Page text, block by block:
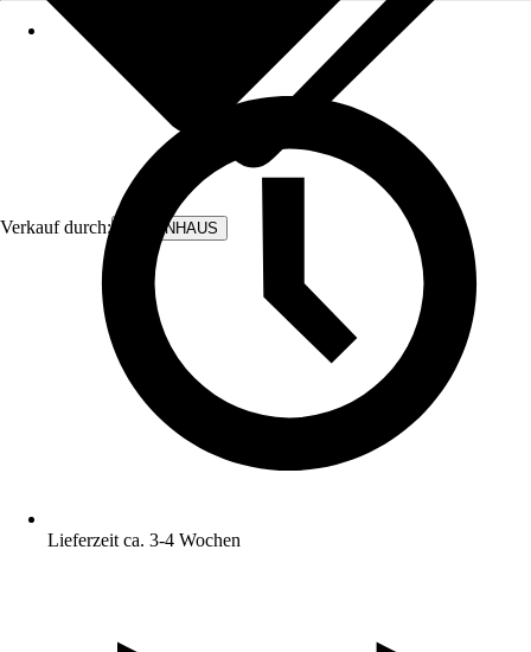
Verkauf durch: BODENHAUS
Lieferzeit ca. 3-4 Wochen